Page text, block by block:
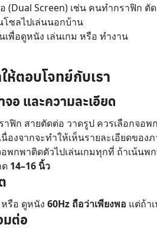
(Dual Screen) เช่น คนทำกราฟิก
โซลไปเล่นนอกบ้าน
พื่อดูหนัง เล่นเกม หรือ ทำงาน
ตอบโจทย์กับเรา
อ และความละเอียด
าฟิก สายตัดต่อ วาดรูป ควรเลือกจอ
นื่องจากจะทำให้เห็นรายละเอียดของ
พกพาติดตัวไปเล่นเกมทุกที่ ถ้าเน้นพ
ด 14–16 นิ้ว
รือ ดูหนัง 60Hz ถือว่าเพียงพอ แต่ถ้า
มต่อ